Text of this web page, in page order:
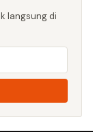
langsung di